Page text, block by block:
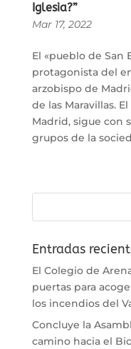
Iglesia?”
Mar 17, 2022
El «pueblo de San
protagonista del
arzobispo de
de las Maravillas.
Madrid, sigue con
grupos de la
Entradas
El Colegio de
puertas para
los incendios del
Concluye la
camino hacia el